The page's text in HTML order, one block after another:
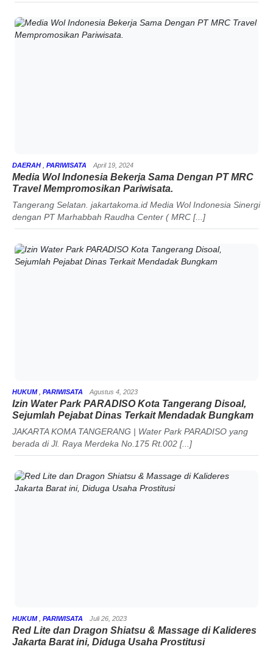
DAERAH PARIWISATA April 19, 2024
Media Wol Indonesia Bekerja Sama Dengan PT MRC
Travel Mempromosikan Pariwisata.
Tangerang Selatan. jakartakoma.id Media Wol Indonesia Sinergi
dengan PT Marhabbah Raudha Center ( MRC [...]
HUKUM PARIWISATA Agustus 4, 2023
Izin Water Park PARADISO Kota Tangerang Disoal,
Sejumlah Pejabat Dinas Terkait Mendadak Bungkam
JAKARTA KOMA TANGERANG | Water Park PARADISO yang
berada di Jl. Raya Merdeka No.175 Rt.002 [...]
HUKUM PARIWISATA Juli 26, 2023
Red Lite dan Dragon Shiatsu & Massage di Kalideres
Jakarta Barat ini, Diduga Usaha Prostitusi